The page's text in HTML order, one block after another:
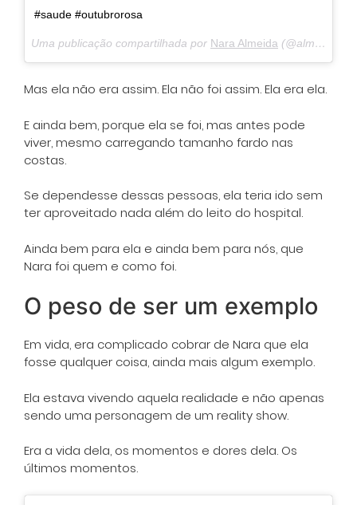
#saude #outubrorosa
Uma publicação compartilhada por Nara Almeida (@almeidanara) em
Mas ela não era assim. Ela não foi assim. Ela era ela.
E ainda bem, porque ela se foi, mas antes pode
viver, mesmo carregando tamanho fardo nas
costas.
Se dependesse dessas pessoas, ela teria ido sem
ter aproveitado nada além do leito do hospital.
Ainda bem para ela e ainda bem para nós, que
Nara foi quem e como foi.
O peso de ser um exemplo
Em vida, era complicado cobrar de Nara que ela
fosse qualquer coisa, ainda mais algum exemplo.
Ela estava vivendo aquela realidade e não apenas
sendo uma personagem de um reality show.
Era a vida dela, os momentos e dores dela. Os
últimos momentos.